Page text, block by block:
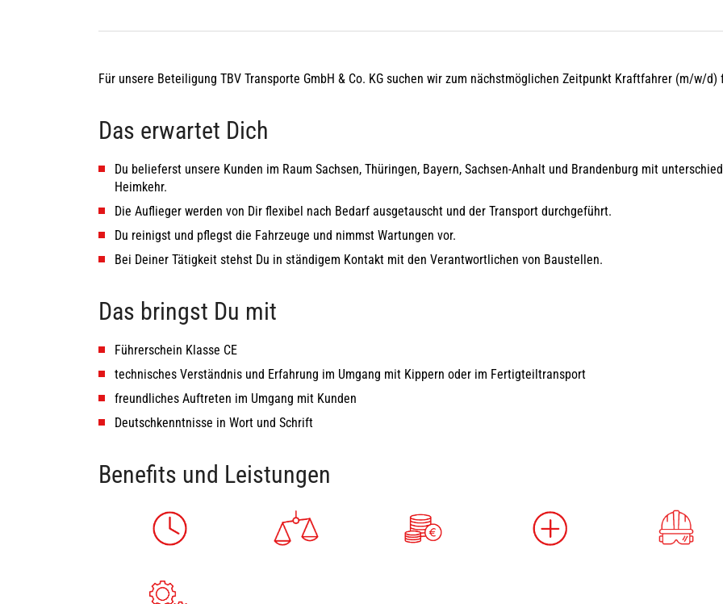
Für unsere Beteiligung TBV Transporte GmbH & Co. KG suchen wir zum nächstmöglichen Zeitpunkt Kraftfahrer (m/w/d)
Das erwartet Dich
Du belieferst unsere Kunden im Raum Sachsen, Thüringen, Bayern, Sachsen-Anhalt und Brandenburg mit
Heimkehr.
Die Auflieger werden von Dir flexibel nach Bedarf ausgetauscht und der Transport durchgeführt.
Du reinigst und pflegst die Fahrzeuge und nimmst Wartungen vor.
Bei Deiner Tätigkeit stehst Du in ständigem Kontakt mit den Verantwortlichen von Baustellen.
Das bringst Du mit
Führerschein Klasse CE
technisches Verständnis und Erfahrung im Umgang mit Kippern oder im Fertigteiltransport
freundliches Auftreten im Umgang mit Kunden
Deutschkenntnisse in Wort und Schrift
Benefits und Leistungen
40 Stunden/Woche